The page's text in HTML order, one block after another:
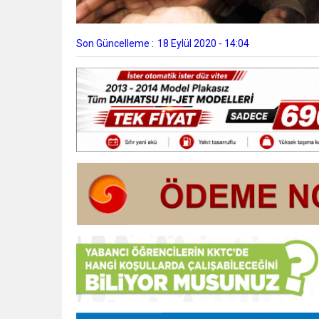
Son Güncelleme : 18 Eylül 2020 - 14:04